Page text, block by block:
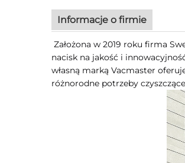
Informacje o firmie
Założona w 2019 roku firma
nacisk na jakość i
własną marką Vacmaster
różnorodne potrzeby